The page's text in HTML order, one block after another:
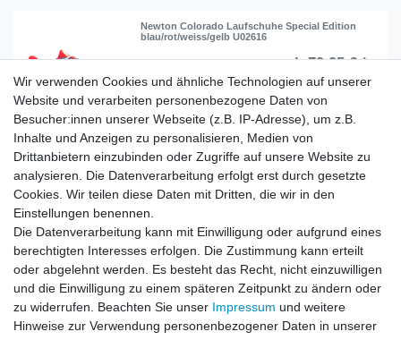
Newton Colorado Laufschuhe Special Edition
blau/rot/weiss/gelb U02616
ab 79,95 € *
Artikel anzeigen
*inkl. ges. MwSt.zzgl.Versandkosten
Newton Gravity Neutral Trainer Laufschuhe
Sportschuhe blau/rot/silber W00209
UVP 179,95 €
In den Warenkorb
* inkl. ges. MwSt. zzgl. Versandkosten
Wir verwenden Cookies und ähnliche Technologien auf unserer
Website und verarbeiten personenbezogene Daten von
Besucher:innen unserer Webseite (z.B. IP-Adresse), um z.B.
Inhalte und Anzeigen zu personalisieren, Medien von
Drittanbietern einzubinden oder Zugriffe auf unsere Website zu
analysieren. Die Datenverarbeitung erfolgt erst durch gesetzte
Cookies. Wir teilen diese Daten mit Dritten, die wir in den
Einstellungen benennen.
Die Datenverarbeitung kann mit Einwilligung oder aufgrund eines
berechtigten Interesses erfolgen. Die Zustimmung kann erteilt
oder abgelehnt werden. Es besteht das Recht, nicht einzuwilligen
und die Einwilligung zu einem späteren Zeitpunkt zu ändern oder
zu widerrufen. Beachten Sie unser Impressum und weitere
Hinweise zur Verwendung personenbezogener Daten in unserer